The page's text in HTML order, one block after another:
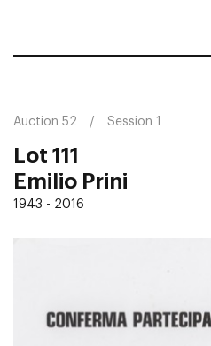
Auction 52 Session 1
Lot 111
Emilio Prini
1943 - 2016